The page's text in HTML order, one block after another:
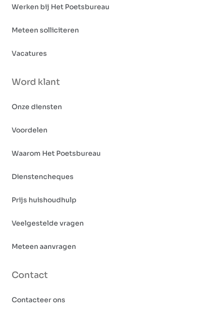
Werken bij Het Poetsbureau
Meteen solliciteren
Vacatures
Word klant
Onze diensten
Voordelen
Waarom Het Poetsbureau
Dienstencheques
Prijs huishoudhulp
Veelgestelde vragen
Meteen aanvragen
Contact
Contacteer ons